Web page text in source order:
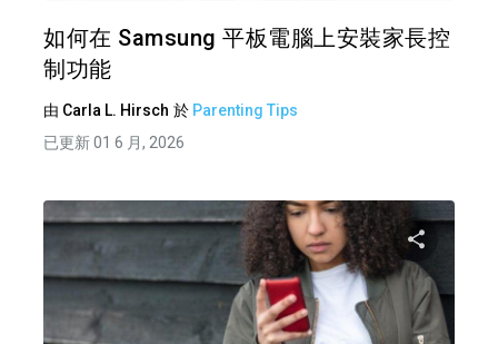
如何在 Samsung 平板電腦上安裝家長控
制功能
由 Carla L. Hirsch 於 Parenting Tips
已更新 01 6 月, 2026
分